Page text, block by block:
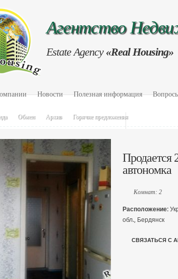
Агентство
Estate Agency «Real Housing»
Новости Полезная информация
Обмен Архив Горячие предложения
Продается
автономка
Комнат: 2
Расположение:
обл., Бердянск
СВЯЗАТЬСЯ С